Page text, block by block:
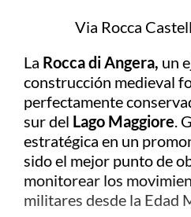
la
navegación
Via Rocca
La Rocca di Angera, un
construcción medieval
perfectamente
sur del Lago Maggiore.
estratégica en un
sido el mejor punto de
monitorear los
militares desde la Edad